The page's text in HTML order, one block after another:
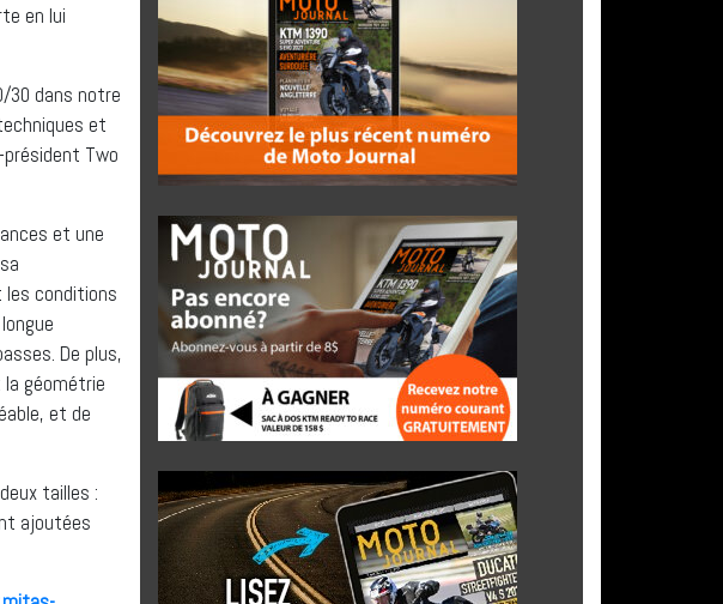
en lui
30 dans notre
et
Two
et une
conditions
De plus,
la géométrie
et de
tailles :
ajoutées